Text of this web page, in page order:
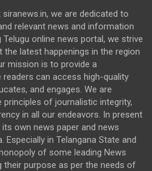
we are dedicated to
relevant news and information
online news portal, we strive
latest happenings in the region
mission is to provide a
can access high-quality
and engages. We are
of journalistic integrity,
in all our endeavors. In present
own news paper and news
in Telangana State and
of some leading News
their purpose as per the needs of